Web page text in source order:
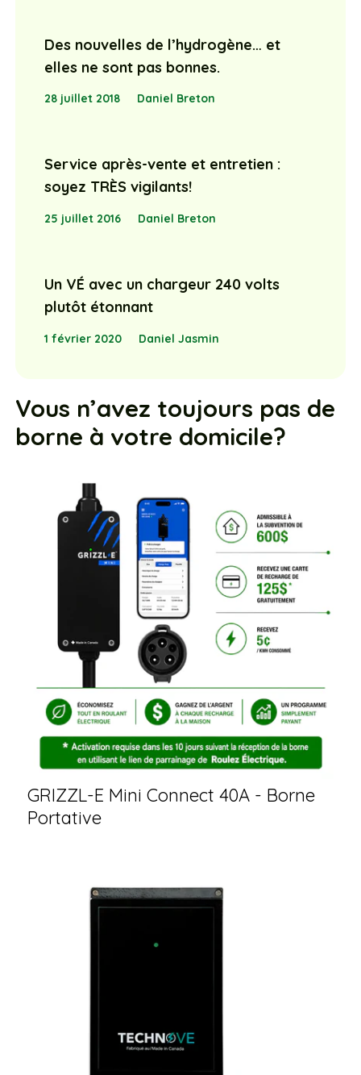
Des nouvelles de l’hydrogène… et
elles ne sont pas bonnes.
28 juillet 2018 Daniel Breton
Service après-vente et entretien :
soyez TRÈS vigilants!
25 juillet 2016 Daniel Breton
Un VÉ avec un chargeur 240 volts
plutôt étonnant
1 février 2020 Daniel Jasmin
Vous n’avez toujours pas de
borne à votre domicile?
GRIZZL-E Mini Connect 40A - Borne
Portative